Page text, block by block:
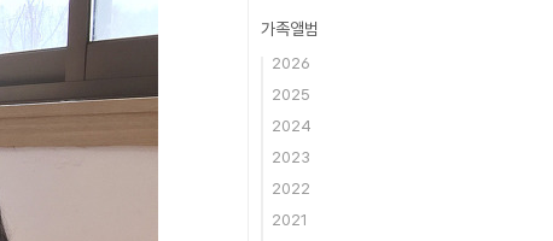
가족앨범
2026
2025
2024
2023
2022
2021